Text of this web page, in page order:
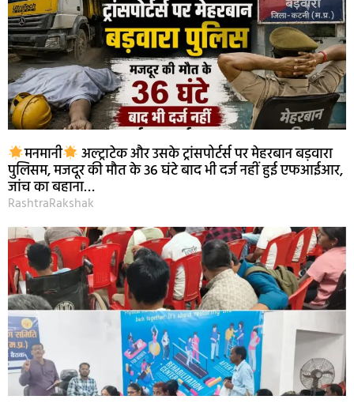
मनमानी अल्ट्राटेक और उसके ट्रांसपोर्टर्स पर मेहरबान बड़वारा
पुलिसम, मजदूर की मौत के 36 घंटे बाद भी दर्ज नहीं हुई एफआईआर,
जांच का बहाना…
RashtraRakshak